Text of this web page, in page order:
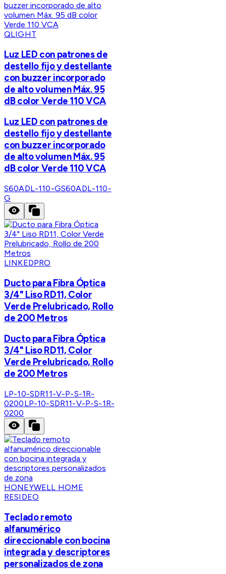
QLIGHT
Luz LED con patrones de
destello fijo y destellante
con buzzer incorporado
de alto volumen Máx. 95
dB color Verde 110 VCA
Luz LED con patrones de
destello fijo y destellante
con buzzer incorporado
de alto volumen Máx. 95
dB color Verde 110 VCA
S60ADL-110-GS60ADL-110-
G
LINKEDPRO
Ducto para Fibra Óptica
3/4" Liso RD11, Color
Verde Prelubricado, Rollo
de 200 Metros
Ducto para Fibra Óptica
3/4" Liso RD11, Color
Verde Prelubricado, Rollo
de 200 Metros
LP-10-SDR11-V-P-S-1R-
0200LP-10-SDR11-V-P-S-1R-
0200
HONEYWELL HOME
RESIDEO
Teclado remoto
alfanumérico
direccionable con bocina
integrada y descriptores
personalizados de zona